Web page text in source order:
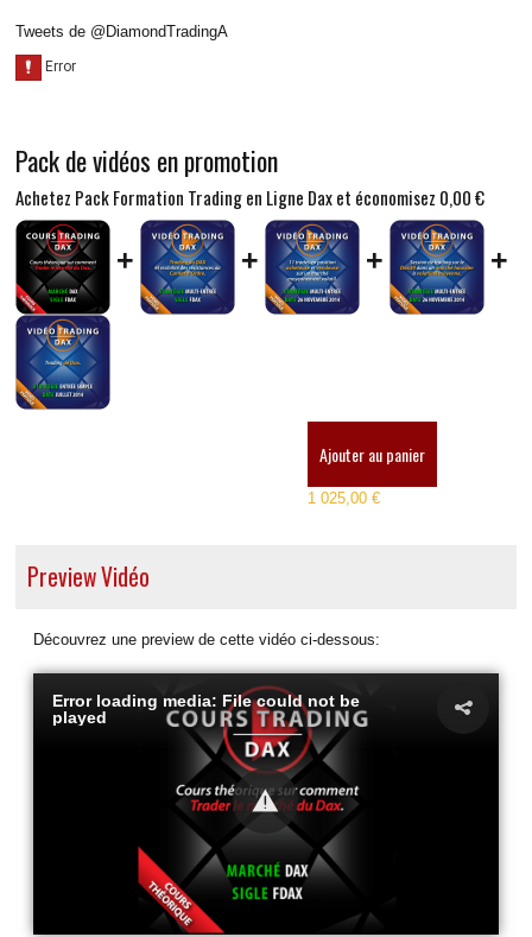
Tweets de @DiamondTradingA
Pack de vidéos en promotion
Achetez Pack Formation Trading en Ligne Dax et économisez 0,00 €
+ + + +
Ajouter au panier
1 025,00 €
Preview Vidéo
Découvrez une preview de cette vidéo ci-dessous:
Error loading media: File could not be
played